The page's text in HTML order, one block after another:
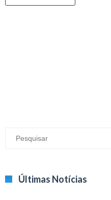
Últimas Notícias